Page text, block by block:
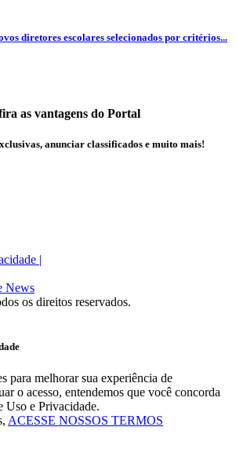
diretores escolares selecionados por critérios...
as vantagens do Portal
anunciar classificados e muito mais!
|
os direitos reservados.
para melhorar sua experiência de
o acesso, entendemos que você concorda
Uso e Privacidade.
ACESSE NOSSOS TERMOS